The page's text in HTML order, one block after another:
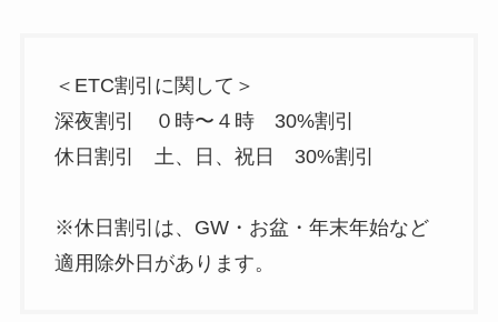
＜ETC割引に関して＞
深夜割引 ０時〜４時 30%割引
休日割引 土、日、祝日 30%割引
※休日割引は、GW・お盆・年末年始など
適用除外日があります。